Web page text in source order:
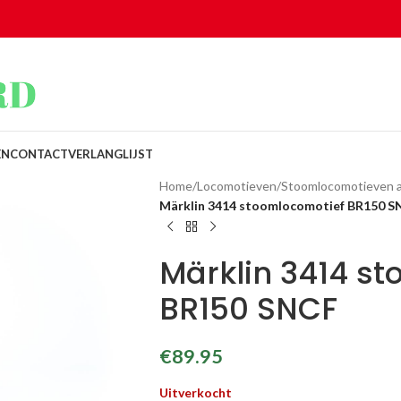
CONTACTVERLANGLIJST
Home/Locomotieven/Stoomlocomotieven
Märklin 3414 stoomlocomotief BR150
Märklin 3414
BR150 SNCF
€89.95
Uitverkocht